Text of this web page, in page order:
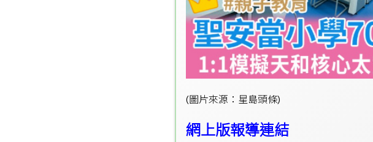
(圖片來源： 星島頭條)
網上版報導連結